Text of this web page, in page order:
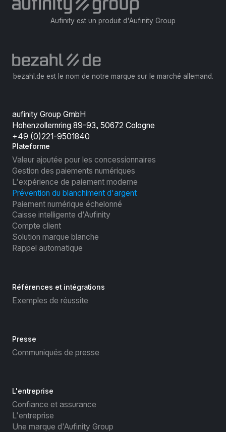
Aufinity est un produit d'Aufinity Group
bezahl.de est le nom de notre marque sur le marché allemand.
aufinity Group GmbH
Hohenzollernring 89-93, 50672 Cologne
+49 (0)221-9501840
Plateforme
Valeur ajoutée pour les concessionnaires
Gestion des paiements numériques
L'expérience de paiement moderne
Prévention du blanchiment d'argent
Paiement numérique échelonné
Caisse intelligente d'Aufinity
Compte client
Solution marque blanche
Rappel automatique
Références et intégrations
Exemples de réussite
Presse
Communiqués de presse
L'entreprise
Confiance et assurance
L'entreprise
Une marque d'Aufinity Group